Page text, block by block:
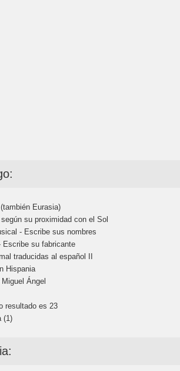
Eurasia)
su proximidad con el Sol
- Escribe sus nombres
Escribe su fabricante
traducidas al español II
Hispania
Ángel
resultado es 23
(1)